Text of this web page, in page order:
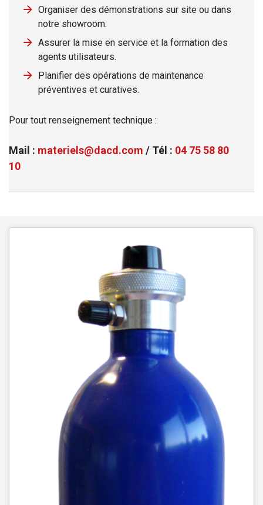
Organiser des démonstrations sur site ou dans
notre showroom.
Assurer la mise en service et la formation des
agents utilisateurs.
Planifier des opérations de maintenance
préventives et curatives.
Pour tout renseignement technique :
Mail : materiels@dacd.com / Tél : 04 75 58 80
10